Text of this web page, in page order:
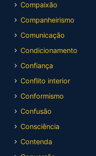
Compaixão
Companheirismo
Comunicação
Condicionamento
Confiança
Conflito interior
Conformismo
Confusão
Consciência
Contenda